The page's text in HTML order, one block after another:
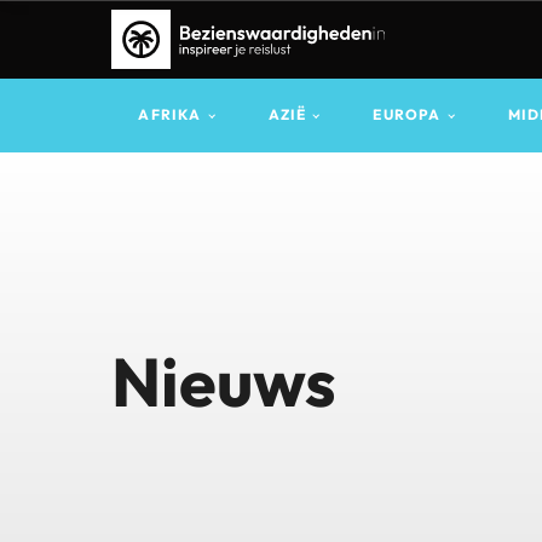
AFRIKA AZIË EUROPA
Nieuws